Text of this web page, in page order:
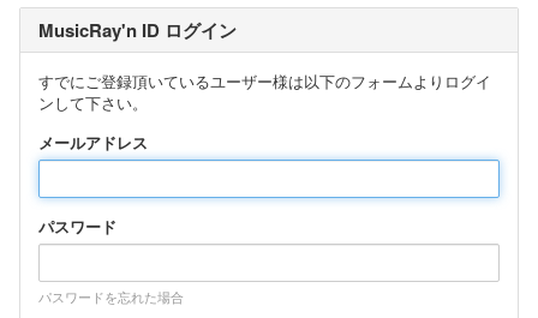
MusicRay'n ID ログイン
すでにご登録頂いているユーザー様は以下のフォームよりログイ
ンして下さい。
メールアドレス
パスワード
パスワードを忘れた場合